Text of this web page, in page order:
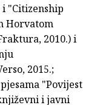
i "Citizenship
Horvatom
2010.) i
2015.;
"Povijest
i javni